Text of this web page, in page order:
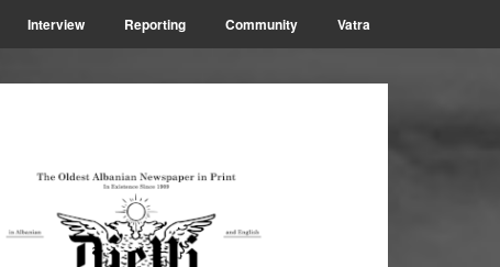
Interview Reporting Community Vatra